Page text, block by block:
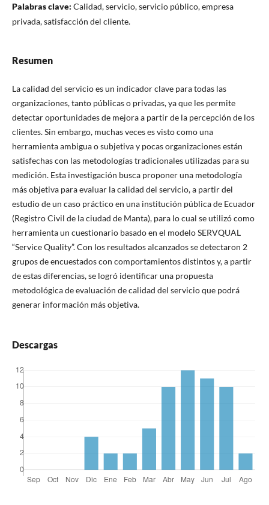
Palabras clave: Calidad, servicio, servicio público, empresa
privada, satisfacción del cliente.
Resumen
La calidad del servicio es un indicador clave para todas las
organizaciones, tanto públicas o privadas, ya que les permite
detectar oportunidades de mejora a partir de la percepción de los
clientes. Sin embargo, muchas veces es visto como una
herramienta ambigua o subjetiva y pocas organizaciones están
satisfechas con las metodologías tradicionales utilizadas para su
medición. Esta investigación busca proponer una metodología
más objetiva para evaluar la calidad del servicio, a partir del
estudio de un caso práctico en una institución pública de Ecuador
(Registro Civil de la ciudad de Manta), para lo cual se utilizó como
herramienta un cuestionario basado en el modelo SERVQUAL
“Service Quality”. Con los resultados alcanzados se detectaron 2
grupos de encuestados con comportamientos distintos y, a partir
de estas diferencias, se logró identificar una propuesta
metodológica de evaluación de calidad del servicio que podrá
generar información más objetiva.
Descargas